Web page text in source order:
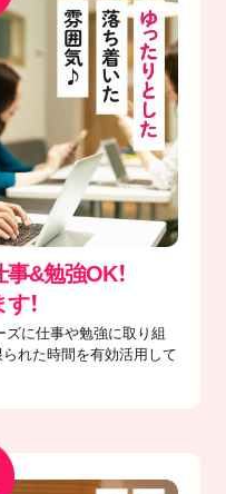
&勉強OK！
！
ズに仕事や勉強に取り組
れた時間を有効活用して